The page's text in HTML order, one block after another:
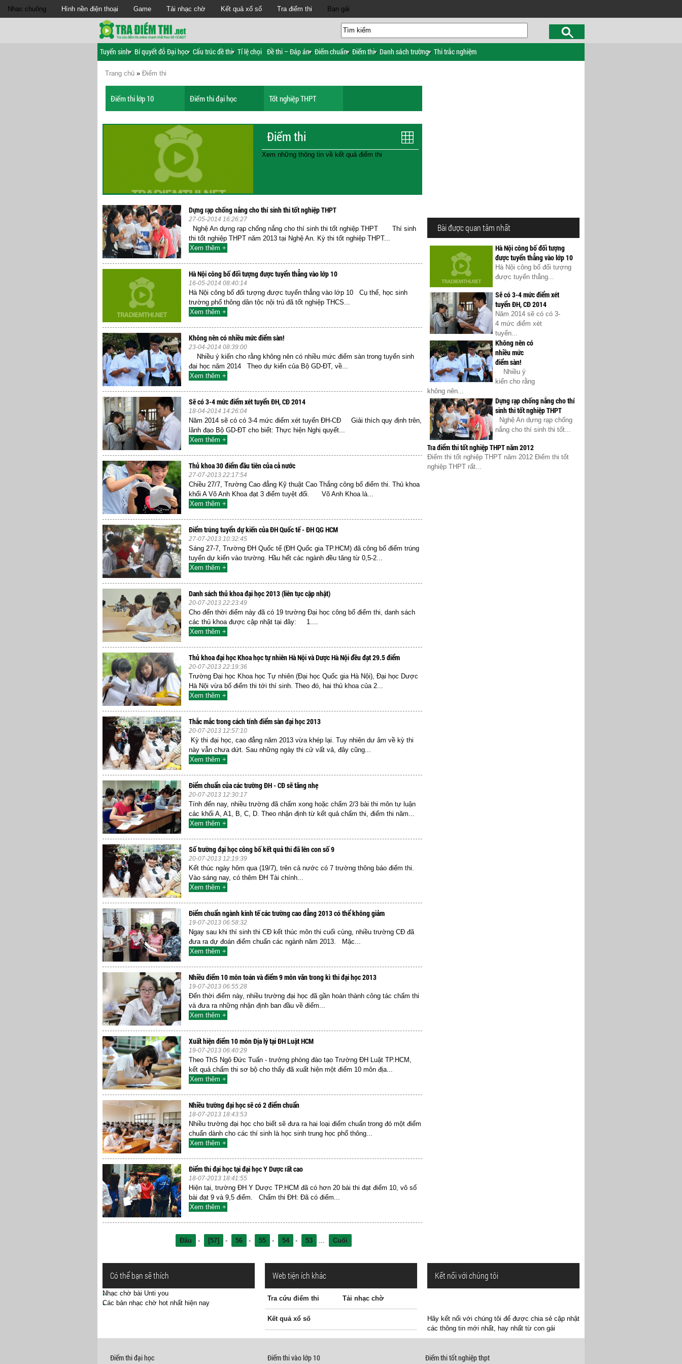
Nhạc chuông Hình nền điện thoại Game Tải nhạc chờ Kết quả xổ số Tra điểm thi Bạn gái
Tuyển sinh Bí quyết đỗ Đại học Cấu trúc đề thi Tỉ lệ chọi Đề thi – Đáp án Điểm chuẩn Điểm thi Danh sách trường Thi trắc nghiệm
Trang chủ » Điểm thi
Điểm thi lớp 10 Điểm thi đại học Tốt nghiệp THPT
Điểm thi
Xem những thông tin về kết quả điểm thi
Dựng rạp chống nắng cho thí sinh thi tốt nghiệp THPT
27-05-2014 16:26:27
Nghệ An dựng rạp chống nắng cho thí sinh thi tốt nghiệp THPT Thí sinh
thi tốt nghiệp THPT năm 2013 tại Nghệ An. Kỳ thi tốt nghiệp THPT...
Xem thêm +
Hà Nội công bố đối tượng được tuyển thẳng vào lớp 10
16-05-2014 08:40:14
Hà Nội công bố đối tượng được tuyển thẳng vào lớp 10 Cụ thể, học sinh
trường phổ thông dân tộc nội trú đã tốt nghiệp THCS...
Xem thêm +
Không nên có nhiều mức điểm sàn!
23-04-2014 08:39:00
Nhiều ý kiến cho rằng không nên có nhiều mức điểm sàn trong tuyển sinh
đại học năm 2014 Theo dự kiến của Bộ GD-ĐT, về...
Xem thêm +
Sẽ có 3-4 mức điểm xét tuyển ĐH, CĐ 2014
18-04-2014 14:26:04
Năm 2014 sẽ có có 3-4 mức điểm xét tuyển ĐH-CĐ Giải thích quy định trên,
lãnh đạo Bộ GD-ĐT cho biết: Thực hiện Nghị quyết...
Xem thêm +
Thủ khoa 30 điểm đầu tiên của cả nước
27-07-2013 22:17:54
Chiều 27/7, Trường Cao đẳng Kỹ thuật Cao Thắng công bố điểm thi. Thủ khoa
khối A Võ Anh Khoa đạt 3 điểm tuyệt đối. Võ Anh Khoa là...
Xem thêm +
Điểm trúng tuyển dự kiến của ĐH Quốc tế - ĐH QG HCM
27-07-2013 10:32:45
Sáng 27-7, Trường ĐH Quốc tế (ĐH Quốc gia TP.HCM) đã công bố điểm trúng
tuyển dự kiến vào trường. Hầu hết các ngành đều tăng từ 0,5-2...
Xem thêm +
Danh sách thủ khoa đại học 2013 (liên tục cập nhật)
20-07-2013 22:23:49
Cho đến thời điểm này đã có 19 trường Đại học công bố điểm thi, danh sách
các thủ khoa được cập nhật tại đây: 1....
Xem thêm +
Thủ khoa đại học Khoa học tự nhiên Hà Nội và Dược Hà Nội đều đạt 29.5 điểm
20-07-2013 22:19:36
Trường Đại học Khoa học Tự nhiên (Đại học Quốc gia Hà Nội), Đại học Dược
Hà Nội vừa bố điểm thi tới thí sinh. Theo đó, hai thủ khoa của 2...
Xem thêm +
Thắc mắc trong cách tính điểm sàn đại học 2013
20-07-2013 12:57:10
Kỳ thi đại học, cao đẳng năm 2013 vừa khép lại. Tuy nhiên dư âm về kỳ thi
này vẫn chưa dứt. Sau những ngày thi cử vất vả, đây cũng...
Xem thêm +
Điểm chuẩn của các trường ĐH - CĐ sẽ tăng nhẹ
20-07-2013 12:30:17
Tính đến nay, nhiều trường đã chấm xong hoặc chấm 2/3 bài thi môn tự luận
các khối A, A1, B, C, D. Theo nhận định từ kết quả chấm thi, điểm thi năm...
Xem thêm +
Số trường đại học công bố kết quả thi đã lên con số 9
20-07-2013 12:19:39
Kết thúc ngày hôm qua (19/7), trên cả nước có 7 trường thông báo điểm thi.
Vào sáng nay, có thêm ĐH Tài chính...
Xem thêm +
Điểm chuẩn ngành kinh tế các trường cao đẳng 2013 có thể không giảm
19-07-2013 06:58:32
Ngay sau khi thí sinh thi CĐ kết thúc môn thi cuối cùng, nhiều trường CĐ đã
đưa ra dự đoán điểm chuẩn các ngành năm 2013. Mặc...
Xem thêm +
Nhiều điểm 10 môn toán và điểm 9 môn văn trong kì thi đại học 2013
19-07-2013 06:55:28
Đến thời điểm này, nhiều trường đại học đã gần hoàn thành công tác chấm thi
và đưa ra những nhận định ban đầu về điểm...
Xem thêm +
Xuất hiện điểm 10 môn Địa lý tại ĐH Luật HCM
19-07-2013 06:40:29
Theo ThS Ngô Đức Tuấn - trưởng phòng đào tạo Trường ĐH Luật TP.HCM,
kết quả chấm thi sơ bộ cho thấy đã xuất hiện một điểm 10 môn địa...
Xem thêm +
Nhiều trường đại học sẽ có 2 điểm chuẩn
18-07-2013 18:43:53
Nhiều trường đại học cho biết sẽ đưa ra hai loại điểm chuẩn trong đó một điểm
chuẩn dành cho các thí sinh là học sinh trung học phổ thông...
Xem thêm +
Điểm thi đại học tại đại học Y Dược rất cao
18-07-2013 18:41:55
Hiện tại, trường ĐH Y Dược TP.HCM đã có hơn 20 bài thi đạt điểm 10, vô số
bài đạt 9 và 9,5 điểm. Chấm thi ĐH: Đã có điểm...
Xem thêm +
Đầu - [57] - 56 - 55 - 54 - 53 ... Cuối
Bài được quan tâm nhất
Hà Nội công bố đối tượng
được tuyển thẳng vào lớp 10
Hà Nội công bố đối tượng
được tuyển thẳng...
Sẽ có 3-4 mức điểm xét
tuyển ĐH, CĐ 2014
Năm 2014 sẽ có có 3-
4 mức điểm xét
tuyển...
Không nên có
nhiều mức
điểm sàn!
Nhiều ý
kiến cho rằng
không nên...
Dựng rạp chống nắng cho thí
sinh thi tốt nghiệp THPT
Nghệ An dựng rạp chống
nắng cho thí sinh thi tốt...
Tra điểm thi tốt nghiệp THPT năm 2012
Điểm thi tốt nghiệp THPT năm 2012 Điểm thi tốt
nghiệp THPT rất...
Có thể bạn sẽ thích
Nhạc chờ bài Unti you
Các bản nhạc chờ hot nhất hiện nay
Web tiện ích khác
Tra cứu điểm thi Tải nhạc chờ
Kết quả xổ số
Kết nối với chúng tôi
Hãy kết nối với chúng tôi để được chia sẻ cập nhật
các thông tin mới nhất, hay nhất từ con gái
Điểm thi đại học Điểm thi vào lớp 10 Điểm thi tốt nghiệp thpt